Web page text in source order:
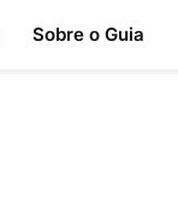
Sobre o Guia